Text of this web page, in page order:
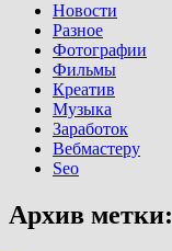
Новости
Разное
Фотографии
Фильмы
Креатив
Музыка
Заработок
Вебмастеру
Seo
Архив метки: